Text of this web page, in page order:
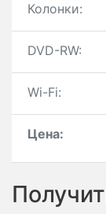
Колонки:
DVD-RW:
Wi-Fi:
Цена: